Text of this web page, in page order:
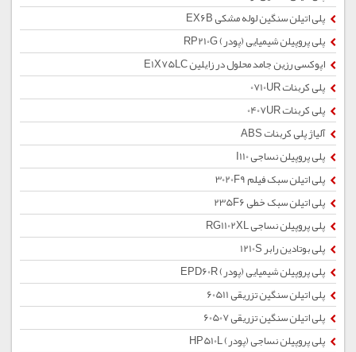
پلی اتیلن سنگین لوله مشکی EX6B
پلی پروپیلن شیمیایی (پودر) RP210G
اپوکسی رزین جامد محلول در زایلین E1X75LC
پلی کربنات 0710UR
پلی کربنات 0407UR
آلیاژ پلی کربنات ABS
پلی پروپیلن نساجی I110
پلی اتیلن سبک فیلم 3020F9
پلی اتیلن سبک خطی 235F6
پلی پروپیلن نساجی RG1102XL
پلی بوتادین رابر 1210S
پلی پروپیلن شیمیایی (پودر) EPD60R
پلی اتیلن سنگین تزریقی 60511
پلی اتیلن سنگین تزریقی 60507
پلی پروپیلن نساجی (پودر) HP510L